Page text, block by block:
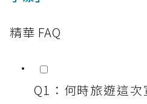
精華 FAQ
Q1：何時旅遊這